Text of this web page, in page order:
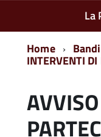
La
Home
Bandi
INTERVENTI